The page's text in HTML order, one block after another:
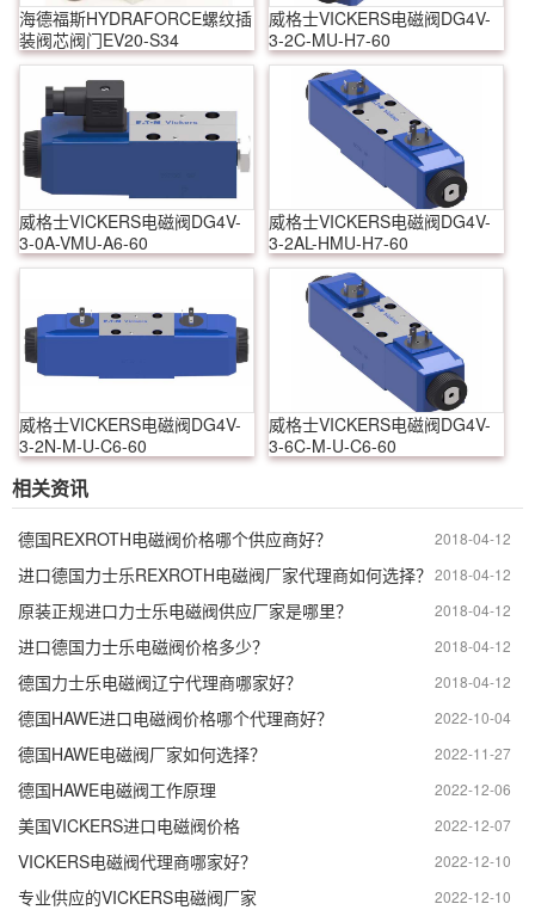
海德福斯HYDRAFORCE螺纹插
装阀芯阀门EV20-S34
威格士VICKERS电磁阀DG4V-
3-2C-MU-H7-60
威格士VICKERS电磁阀DG4V-
3-0A-VMU-A6-60
威格士VICKERS电磁阀DG4V-
3-2AL-HMU-H7-60
威格士VICKERS电磁阀DG4V-
3-2N-M-U-C6-60
威格士VICKERS电磁阀DG4V-
3-6C-M-U-C6-60
相关资讯
2018-04-12
德国REXROTH电磁阀价格哪个供应商好？
2018-04-12
进口德国力士乐REXROTH电磁阀厂家代理商如何选择？
2018-04-12
原装正规进口力士乐电磁阀供应厂家是哪里？
2018-04-12
进口德国力士乐电磁阀价格多少？
2018-04-12
德国力士乐电磁阀辽宁代理商哪家好？
2022-10-04
德国HAWE进口电磁阀价格哪个代理商好？
2022-11-27
德国HAWE电磁阀厂家如何选择？
2022-12-06
德国HAWE电磁阀工作原理
2022-12-07
美国VICKERS进口电磁阀价格
2022-12-10
VICKERS电磁阀代理商哪家好？
2022-12-10
专业供应的VICKERS电磁阀厂家